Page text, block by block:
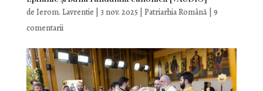
de Ierom. Lavrentie 3 nov. 2025| Patriarhia Română| 9
comentarii